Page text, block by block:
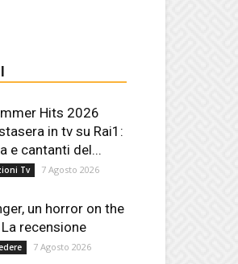
Hits 2026
in tv su Rai1:
e cantanti del...
Tv 7 Agosto 2026
un horror on the
recensione
7 Agosto 2026